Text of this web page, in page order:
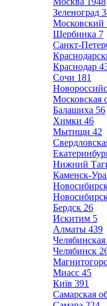
Зеленоград
Московский
Щербинка 7
Санкт-
Краснодар
Сочи 181
Московская
Балашиха 56
Химки 46
Мытищи 42
Нижний
Каменск-
Бердск 26
Искитим 5
Алматы 439
Челябинская
Челябинск
Миасс 45
Київ 391
Самарская